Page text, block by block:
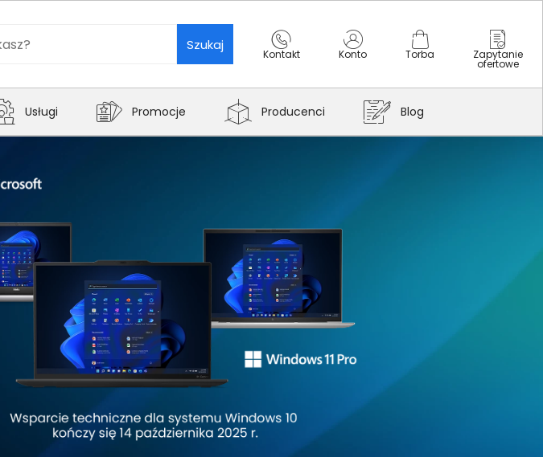
Szukaj
Kontakt Konto Torba Zapytanie
ofertowe
Usługi Promocje Producenci Blog